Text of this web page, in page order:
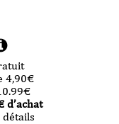
4,90€
€
d’achat